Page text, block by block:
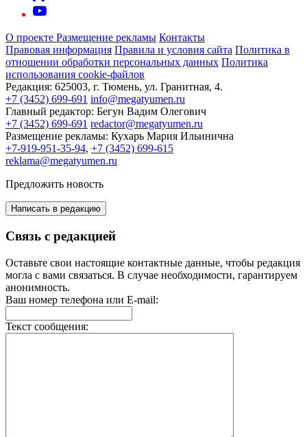
О проекте Размещение рекламы Контакты
Правовая информация Правила и условия сайта Политика в
отношении обработки персональных данных Политика
использования cookie-файлов
Редакция: 625003, г. Тюмень, ул. Гранитная, 4.
+7 (3452) 699-691 info@megatyumen.ru
Главный редактор: Бегун Вадим Олегович
+7 (3452) 699-691 redactor@megatyumen.ru
Размещение рекламы: Кухарь Мария Ильинична
+7-919-951-35-94, +7 (3452) 699-615
reklama@megatyumen.ru
Предложить новость
Написать в редакцию
Связь с редакцией
Оставьте свои настоящие контактные данные, чтобы редакция
могла с вами связаться. В случае необходимости, гарантируем
анонимность.
Ваш номер телефона или E-mail:
Текст сообщения: